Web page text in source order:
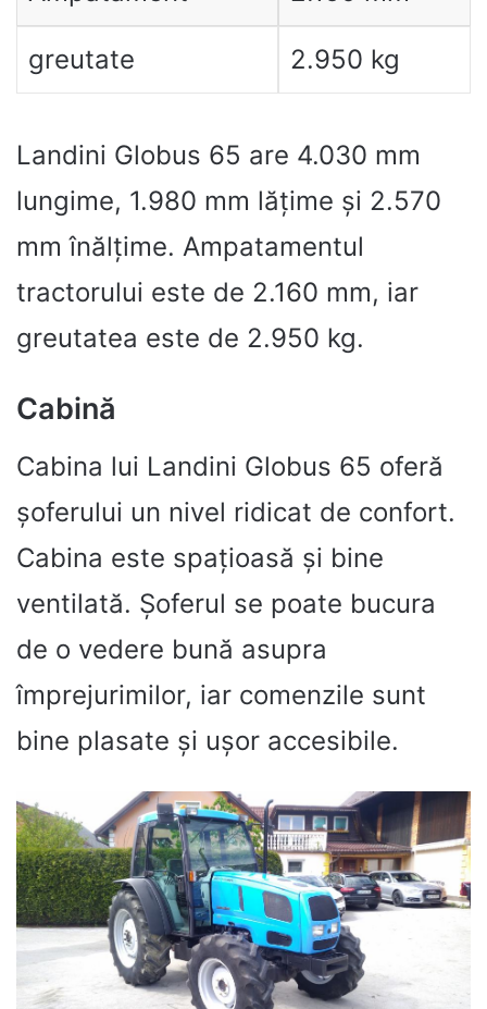
greutate 2.950 kg
Landini Globus 65 are 4.030 mm
lungime, 1.980 mm lățime și 2.570
mm înălțime. Ampatamentul
tractorului este de 2.160 mm, iar
greutatea este de 2.950 kg.
Cabină
Cabina lui Landini Globus 65 oferă
șoferului un nivel ridicat de confort.
Cabina este spațioasă și bine
ventilată. Șoferul se poate bucura
de o vedere bună asupra
împrejurimilor, iar comenzile sunt
bine plasate și ușor accesibile.